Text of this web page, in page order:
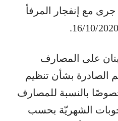
ما جرى مع إنفجار المرفأ
على المصارف
الصادرة بشأن تنظيم
بالنسبة للمصارف
الشهريّة بحسب